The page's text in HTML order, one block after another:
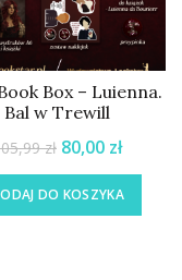
Box – Luienna.
Bal w Trewill
zł 80,00 zł
DO KOSZYKA